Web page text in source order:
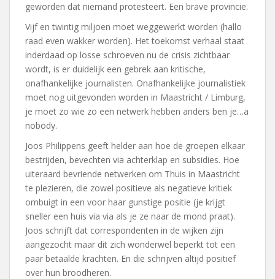
geworden dat niemand protesteert. Een brave provincie.
Vijf en twintig miljoen moet weggewerkt worden (hallo
raad even wakker worden). Het toekomst verhaal staat
inderdaad op losse schroeven nu de crisis zichtbaar
wordt, is er duidelijk een gebrek aan kritische,
onafhankelijke journalisten. Onafhankelijke journalistiek
moet nog uitgevonden worden in Maastricht / Limburg,
je moet zo wie zo een netwerk hebben anders ben je…a
nobody.
Joos Philippens geeft helder aan hoe de groepen elkaar
bestrijden, bevechten via achterklap en subsidies. Hoe
uiteraard bevriende netwerken om Thuis in Maastricht
te plezieren, die zowel positieve als negatieve kritiek
ombuigt in een voor haar gunstige positie (je krijgt
sneller een huis via via als je ze naar de mond praat).
Joos schrijft dat correspondenten in de wijken zijn
aangezocht maar dit zich wonderwel beperkt tot een
paar betaalde krachten. En die schrijven altijd positief
over hun broodheren.